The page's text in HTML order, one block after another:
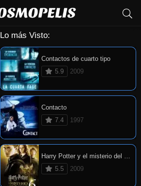
Lo más Visto:
Contactos de cuarto tipo
5.9
2009
Contacto
7.4
1997
Harry Potter y el misterio del príncipe
5.5
2009